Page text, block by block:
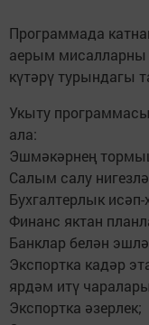
Программада
аерым мисалларны
күтәрү турындагы
Укыту
ала:
Эшмәкәрнең
Салым салу
Бухгалтерлык
Финанс яктан
Банклар белән
Экспортка кадәр
ярдәм итү
Экспортка әзерлек;